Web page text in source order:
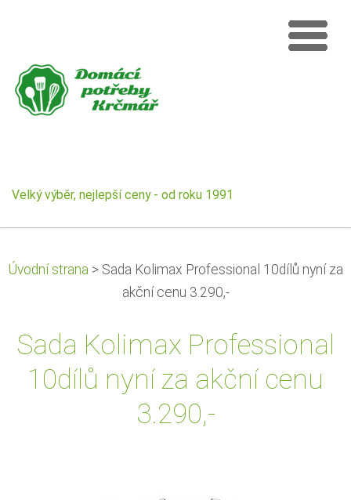
Velký výběr, nejlepší ceny - od roku 1991
Úvodní strana > Sada Kolimax Professional 10dílů nyní za
akční cenu 3.290,-
Sada Kolimax Professional
10dílů nyní za akční cenu
3.290,-